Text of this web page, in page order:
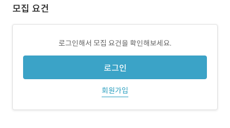
모집 요건
로그인해서 모집 요건을 확인해보세요.
로그인
회원가입